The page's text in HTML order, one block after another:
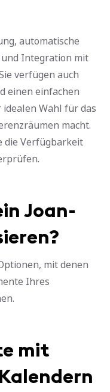
automatische
Integration mit
verfügen auch
einen einfachen
Wahl für das
macht.
die Verfügbarkeit
Joan-
mit denen
Ihres
mit